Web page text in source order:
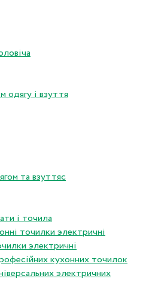
одягу і взуття
та взуттяс
і точила
точилки электричнi
электричнi
кухонних точилок
электричних